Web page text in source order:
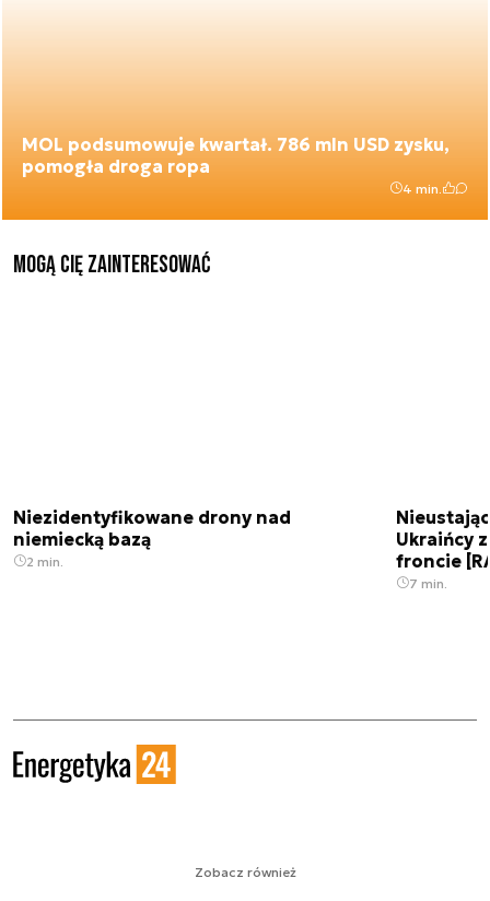
MOL podsumowuje kwartał. 786 mln USD zysku,
pomogła droga ropa
4 min.
Mogą Cię zainteresować
Niezidentyfikowane drony nad
niemiecką bazą
2 min.
Ukraińcy
froncie
7 min.
Zobacz również